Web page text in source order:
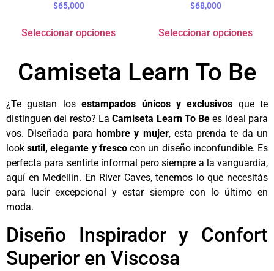
$65,000
Seleccionar opciones
$68,000
Seleccionar opciones
Camiseta Learn To Be
¿Te gustan losestampados únicos y exclusivos que te
distinguen del resto? LaCamiseta Learn To Be es ideal para
vos. Diseñada para hombre y mujer, esta prenda te da un
looksutil, elegante y frescocon un diseño inconfundible. Es
perfecta para sentirte informal pero siempre a la vanguardia,
aquí en Medellín. En River Caves, tenemos lo que necesitás
para lucir excepcional y estar siempre con lo último en
moda.
Diseño Inspirador y Confort
Superior en Viscosa